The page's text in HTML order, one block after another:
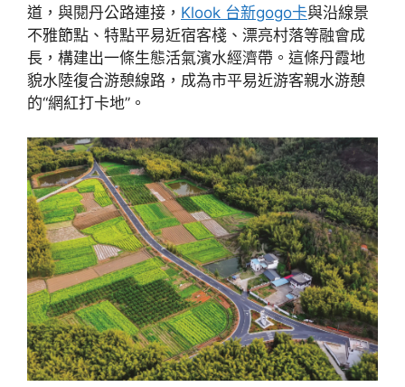
道，與閱丹公路連接， Klook 台新gogo卡與沿線景
不雅節點、特點平易近宿客棧、漂亮村落等融會成
長，構建出一條生態活氣濱水經濟帶。這條丹霞地
貌水陸復合游憩線路，成為市平易近游客親水游憩
的“網紅打卡地”。